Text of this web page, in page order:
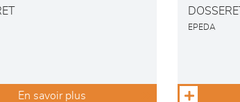
En savoir plus
DOSSERET
EPEDA